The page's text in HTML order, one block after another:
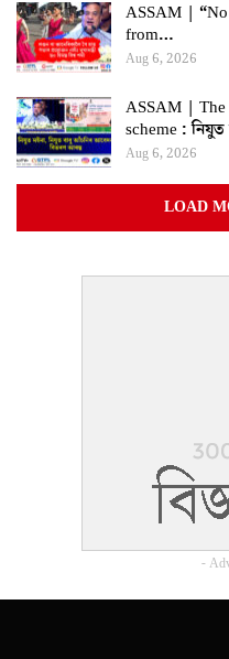
ASSAM |
from…
Aug 6, 2026
ASSAM |
scheme :
Aug 6, 2026
LOAD
-